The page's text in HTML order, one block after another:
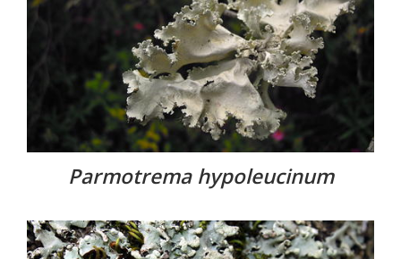
Parmotrema hypoleucinum